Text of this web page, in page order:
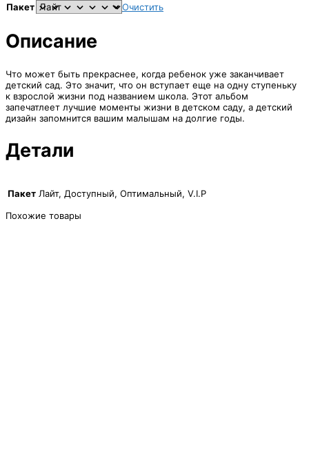
Пакет Очистить
Описание
Что может быть прекраснее, когда ребенок уже заканчивает
детский сад. Это значит, что он вступает еще на одну ступеньку
к взрослой жизни под названием школа. Этот альбом
запечатлеет лучшие моменты жизни в детском саду, а детский
дизайн запомнится вашим малышам на долгие годы.
Детали
Пакет Лайт, Доступный, Оптимальный, V.I.P
Похожие товары